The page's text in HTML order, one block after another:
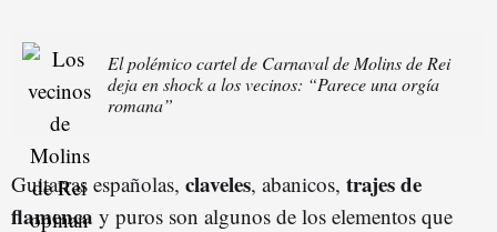
El polémico cartel de Carnaval de Molins de Rei
deja en shock a los vecinos: “Parece una orgía
romana”
Guitarras españolas, claveles, abanicos, trajes de
flamenca y puros son algunos de los elementos que